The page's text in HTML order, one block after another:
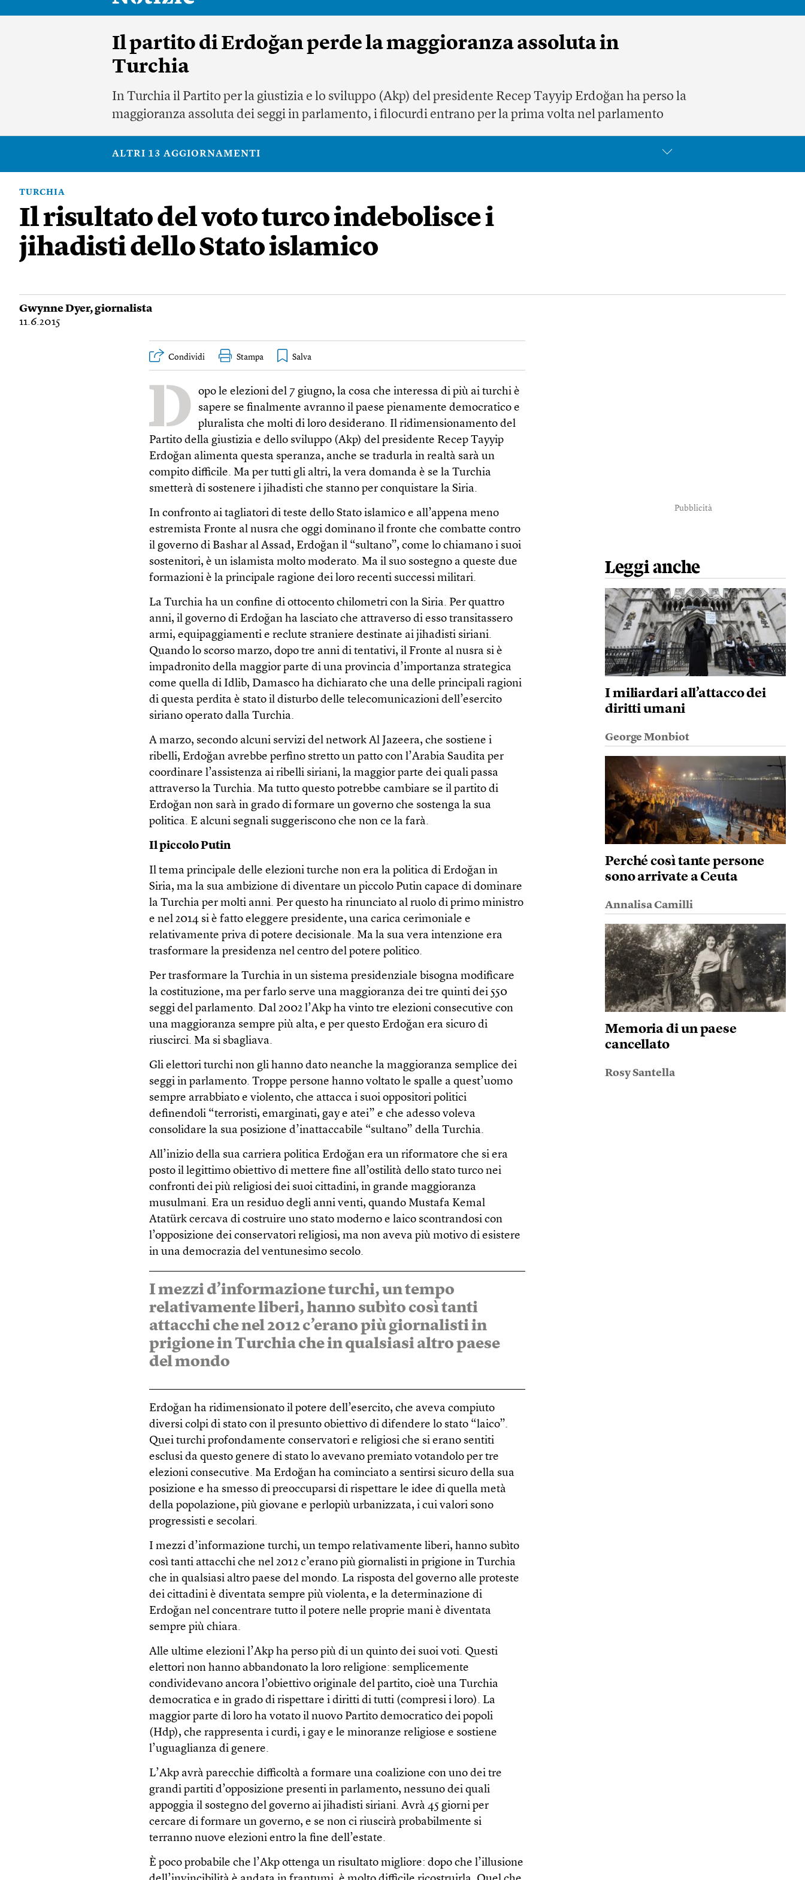
Il partito di Erdoğan perde la maggioranza assoluta in
Turchia
In Turchia il Partito per la giustizia e lo sviluppo (Akp) del presidente Recep Tayyip Erdoğan ha perso la
maggioranza assoluta dei seggi in parlamento, i filocurdi entrano per la prima volta nel parlamento
ALTRI 13 AGGIORNAMENTI
TURCHIA
Il risultato del voto turco indebolisce i
jihadisti dello Stato islamico
Gwynne Dyer, giornalista
11.6.2015
Condividi Stampa
D
opo le elezioni del 7 giugno, la cosa che interessa di più ai turchi è
sapere se finalmente avranno il paese pienamente democratico e
pluralista che molti di loro desiderano. Il ridimensionamento del
Partito della giustizia e dello sviluppo (Akp) del presidente Recep Tayyip
Erdoğan alimenta questa speranza, anche se tradurla in realtà sarà un
compito difficile. Ma per tutti gli altri, la vera domanda è se la Turchia
smetterà di sostenere i jihadisti che stanno per conquistare la Siria.
In confronto ai tagliatori di teste dello Stato islamico e all’appena meno
estremista Fronte al nusra che oggi dominano il fronte che combatte contro
il governo di Bashar al Assad, Erdoğan il “sultano”, come lo chiamano i suoi
sostenitori, è un islamista molto moderato. Ma il suo sostegno a queste due
formazioni è la principale ragione dei loro recenti successi militari.
La Turchia ha un confine di ottocento chilometri con la Siria. Per quattro
anni, il governo di Erdoğan ha lasciato che attraverso di esso transitassero
armi, equipaggiamenti e reclute straniere destinate ai jihadisti siriani.
Quando lo scorso marzo, dopo tre anni di tentativi, il Fronte al nusra si è
impadronito della maggior parte di una provincia d’importanza strategica
come quella di Idlib, Damasco ha dichiarato che una delle principali ragioni
di questa perdita è stato il disturbo delle telecomunicazioni dell’esercito
siriano operato dalla Turchia.
A marzo, secondo alcuni servizi del network Al Jazeera, che sostiene i
ribelli, Erdoğan avrebbe perfino stretto un patto con l’Arabia Saudita per
coordinare l’assistenza ai ribelli siriani, la maggior parte dei quali passa
attraverso la Turchia. Ma tutto questo potrebbe cambiare se il partito di
Erdoğan non sarà in grado di formare un governo che sostenga la sua
politica. E alcuni segnali suggeriscono che non ce la farà.
Il piccolo Putin
Il tema principale delle elezioni turche non era la politica di Erdoğan in
Siria, ma la sua ambizione di diventare un piccolo Putin capace di dominare
la Turchia per molti anni. Per questo ha rinunciato al ruolo di primo ministro
e nel 2014 si è fatto eleggere presidente, una carica cerimoniale e
relativamente priva di potere decisionale. Ma la sua vera intenzione era
trasformare la presidenza nel centro del potere politico.
Per trasformare la Turchia in un sistema presidenziale bisogna modificare
la costituzione, ma per farlo serve una maggioranza dei tre quinti dei 550
seggi del parlamento. Dal 2002 l’Akp ha vinto tre elezioni consecutive con
una maggioranza sempre più alta, e per questo Erdoğan era sicuro di
riuscirci. Ma si sbagliava.
Gli elettori turchi non gli hanno dato neanche la maggioranza semplice dei
seggi in parlamento. Troppe persone hanno voltato le spalle a quest’uomo
sempre arrabbiato e violento, che attacca i suoi oppositori politici
definendoli “terroristi, emarginati, gay e atei” e che adesso voleva
consolidare la sua posizione d’inattaccabile “sultano” della Turchia.
All’inizio della sua carriera politica Erdoğan era un riformatore che si era
posto il legittimo obiettivo di mettere fine all’ostilità dello stato turco nei
confronti dei più religiosi dei suoi cittadini, in grande maggioranza
musulmani. Era un residuo degli anni venti, quando Mustafa Kemal
Atatürk cercava di costruire uno stato moderno e laico scontrandosi con
l’opposizione dei conservatori religiosi, ma non aveva più motivo di esistere
in una democrazia del ventunesimo secolo.
I mezzi d’informazione turchi, un tempo
relativamente liberi, hanno subìto così tanti
attacchi che nel 2012 c’erano più giornalisti in
prigione in Turchia che in qualsiasi altro paese
del mondo
Erdoğan ha ridimensionato il potere dell’esercito, che aveva compiuto
diversi colpi di stato con il presunto obiettivo di difendere lo stato “laico”.
Quei turchi profondamente conservatori e religiosi che si erano sentiti
esclusi da questo genere di stato lo avevano premiato votandolo per tre
elezioni consecutive. Ma Erdoğan ha cominciato a sentirsi sicuro della sua
posizione e ha smesso di preoccuparsi di rispettare le idee di quella metà
della popolazione, più giovane e perlopiù urbanizzata, i cui valori sono
progressisti e secolari.
I mezzi d’informazione turchi, un tempo relativamente liberi, hanno subìto
così tanti attacchi che nel 2012 c’erano più giornalisti in prigione in Turchia
che in qualsiasi altro paese del mondo. La risposta del governo alle proteste
dei cittadini è diventata sempre più violenta, e la determinazione di
Erdoğan nel concentrare tutto il potere nelle proprie mani è diventata
sempre più chiara.
Alle ultime elezioni l’Akp ha perso più di un quinto dei suoi voti. Questi
elettori non hanno abbandonato la loro religione: semplicemente
condividevano ancora l’obiettivo originale del partito, cioè una Turchia
democratica e in grado di rispettare i diritti di tutti (compresi i loro). La
maggior parte di loro ha votato il nuovo Partito democratico dei popoli
(Hdp), che rappresenta i curdi, i gay e le minoranze religiose e sostiene
l’uguaglianza di genere.
L’Akp avrà parecchie difficoltà a formare una coalizione con uno dei tre
grandi partiti d’opposizione presenti in parlamento, nessuno dei quali
appoggia il sostegno del governo ai jihadisti siriani. Avrà 45 giorni per
cercare di formare un governo, e se non ci riuscirà probabilmente si
terranno nuove elezioni entro la fine dell’estate.
È poco probabile che l’Akp ottenga un risultato migliore: dopo che l’illusione
Pubblicità
Leggi anche
I miliardari all’attacco dei
diritti umani
George Monbiot
Perché così tante persone
sono arrivate a Ceuta
Annalisa Camilli
Memoria di un paese
cancellato
Rosy Santella